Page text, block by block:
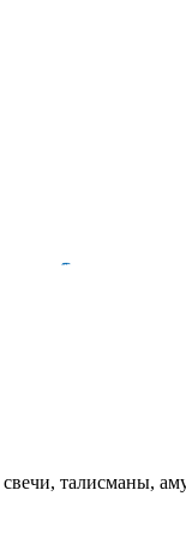
талисманы,